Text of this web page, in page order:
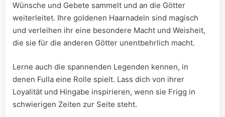
Wünsche⁤ und Gebete ⁢sammelt⁢ und an die Götter
weiterleitet. Ihre goldenen Haarnadeln sind magisch
und verleihen ‍ihr eine ‍besondere Macht und Weisheit,
die⁣ sie für ⁤die anderen Götter unentbehrlich ​macht.
Lerne auch die spannenden Legenden kennen, in⁤
denen Fulla eine Rolle spielt. Lass ​dich von ihrer
Loyalität und Hingabe ‌inspirieren, wenn sie Frigg in
schwierigen Zeiten zur Seite steht.